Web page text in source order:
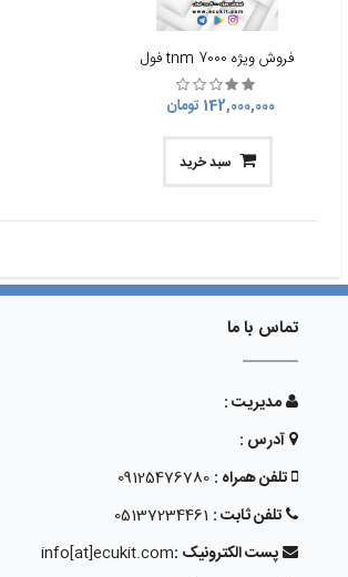
فروش ویژه tnm 7000 فول
142,000,000 تومان
سبد خرید
تماس با ما
مدیریت :
آدرس :
تلفن همراه : 09125476780
تلفن ثابت : 05137234461
پست الکترونیک :info[at]ecukit.com